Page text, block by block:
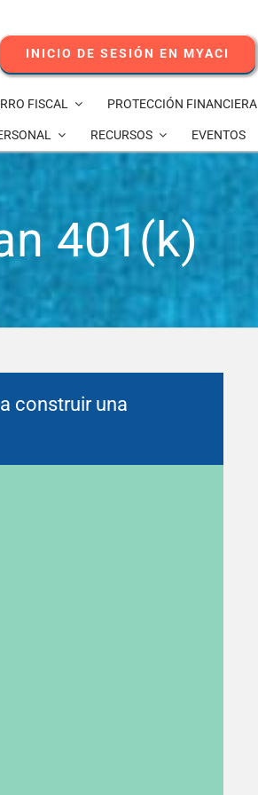
INICIO DE SESIÓN EN MYACI
FISCAL PROTECCIÓN FINANCIERA
RECURSOS EVENTOS
401(k)
construir una